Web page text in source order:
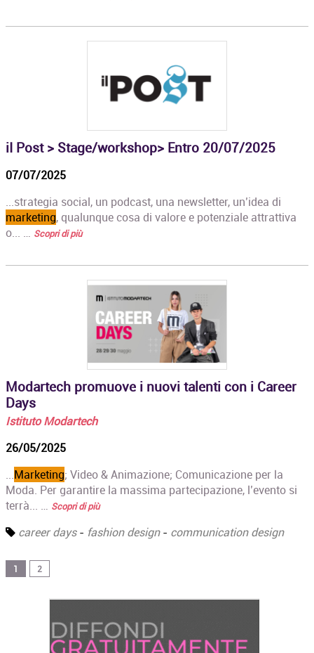
iI Post > Stage/workshop> Entro 20/07/2025
07/07/2025
...strategia social, un podcast, una newsletter, un’idea di
marketing, qualunque cosa di valore e potenziale attrattiva
o... … Scopri di più
Modartech promuove i nuovi talenti con i Career
Days
Istituto Modartech
26/05/2025
...Marketing; Video & Animazione; Comunicazione per la
Moda. Per garantire la massima partecipazione, l’evento si
terrà... … Scopri di più
career days- fashion design- communication design
1 2